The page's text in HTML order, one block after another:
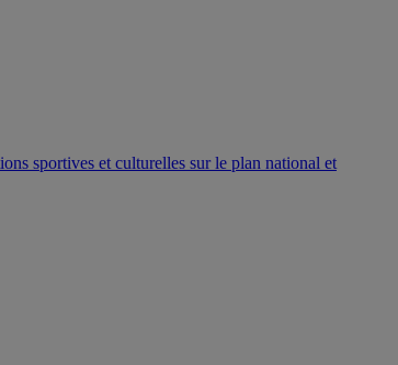
sportives et culturelles sur le plan national et